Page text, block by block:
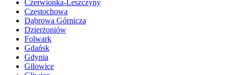
Czerwionka-Leszczyny
Częstochowa
Dąbrowa Górnicza
Dzierżoniów
Folwark
Gdańsk
Gdynia
Gilowice